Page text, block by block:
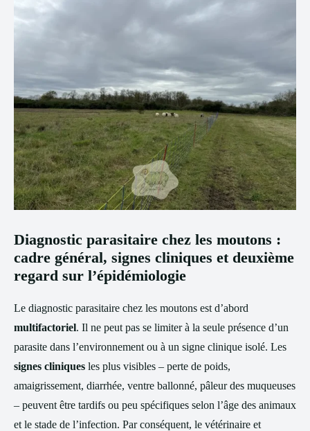
Diagnostic parasitaire chez les moutons :
cadre général, signes cliniques et deuxième
regard sur l’épidémiologie
Le diagnostic parasitaire chez les moutons est d’abord
multifactoriel. Il ne peut pas se limiter à la seule présence d’un
parasite dans l’environnement ou à un signe clinique isolé. Les
signes cliniques les plus visibles – perte de poids,
amaigrissement, diarrhée, ventre ballonné, pâleur des muqueuses
– peuvent être tardifs ou peu spécifiques selon l’âge des animaux
et le stade de l’infection. Par conséquent, le vétérinaire et